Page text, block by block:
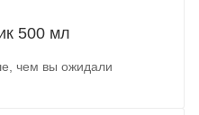
500 мл
чем вы ожидали